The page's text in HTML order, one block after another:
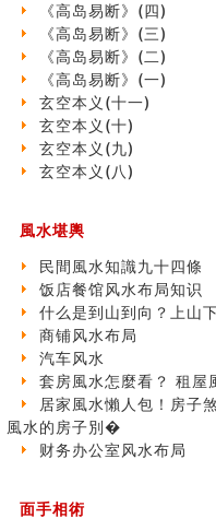
天要下雨娘要嫁人
预测开店怎么样
口相與命運
六爻測住宅風水 (五)
一篇文章解答八字命理
汽车风水
姓名字义玄机藏凶吉
玄空本义(十)
四墓库真诠
意！
精选1500个五行属金的
玄空本义(九)
八字十神与坐基关系详解
精选1000个五行属土的
人的面相看财运
玄空本义(八)
六爻算卦：测腹中胎儿是
中國改革開放總設計師
精选1000个五行属火的
二0
二
六
(马)
二
生
肖
运
程
(兔
龙
蛇)
二0
二
六
(马)
二
生
肖
运
程
(鼠
牛
虎)
二○
二
六
(马)
生
肖
运
程
(鸡
狗
猪)
二○
二
六
(马)
生
肖
运
程
羊
猴)
《高岛易断》(四)
《高岛易断》(三)
《高岛易断》(二)
《高岛易断》(一)
玄空本义(十一)
玄空本义(十)
玄空本义(九)
玄空本义(八)
風水堪輿
民間風水知識九十四條
饭店餐馆风水布局知识
什么是到山到向？上山
商铺风水布局
汽车风水
套房風水怎麼看？ 租屋
居家風水懶人包！房子
風水的房子別�
财务办公室风水布局
面手相術